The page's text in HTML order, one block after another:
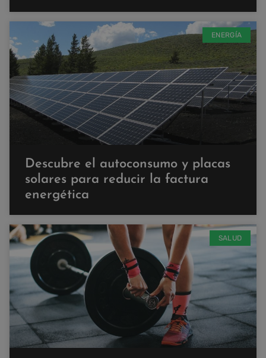
ENERGÍA
Descubre el autoconsumo y placas
solares para reducir la factura
energética
SALUD